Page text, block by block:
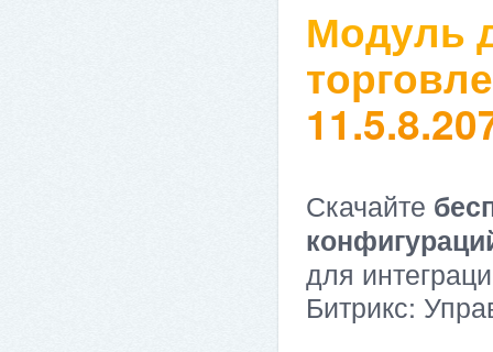
Модуль
Скачайте
для
Битрикс: